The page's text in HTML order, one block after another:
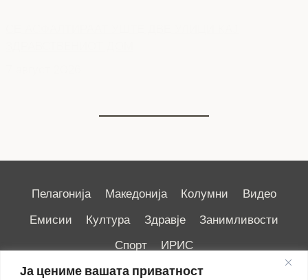
Ја цениме вашата приватност
Пелагонија Македонија Колумни
Видео
Емисии
Култура Здравје
Занимливости
Спорт
ИРИС